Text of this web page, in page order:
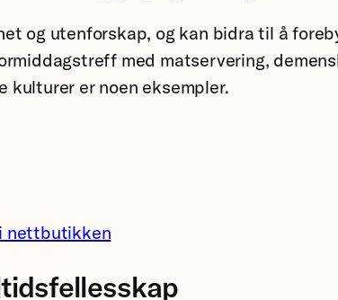
og utenforskap, og kan bidra til å
med matservering,
kulturer er noen eksempler.
nettbutikken